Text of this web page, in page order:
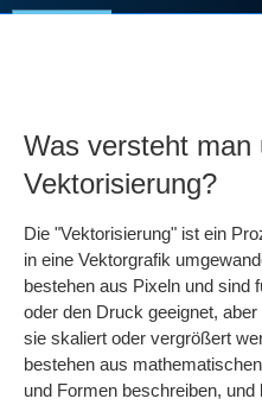
Was versteht man
Vektorisierung?
Die "Vektorisierung" ist ein
in eine Vektorgrafik
bestehen aus Pixeln und sind
oder den Druck geeignet,
sie skaliert oder vergrößert
bestehen aus
und Formen beschreiben,